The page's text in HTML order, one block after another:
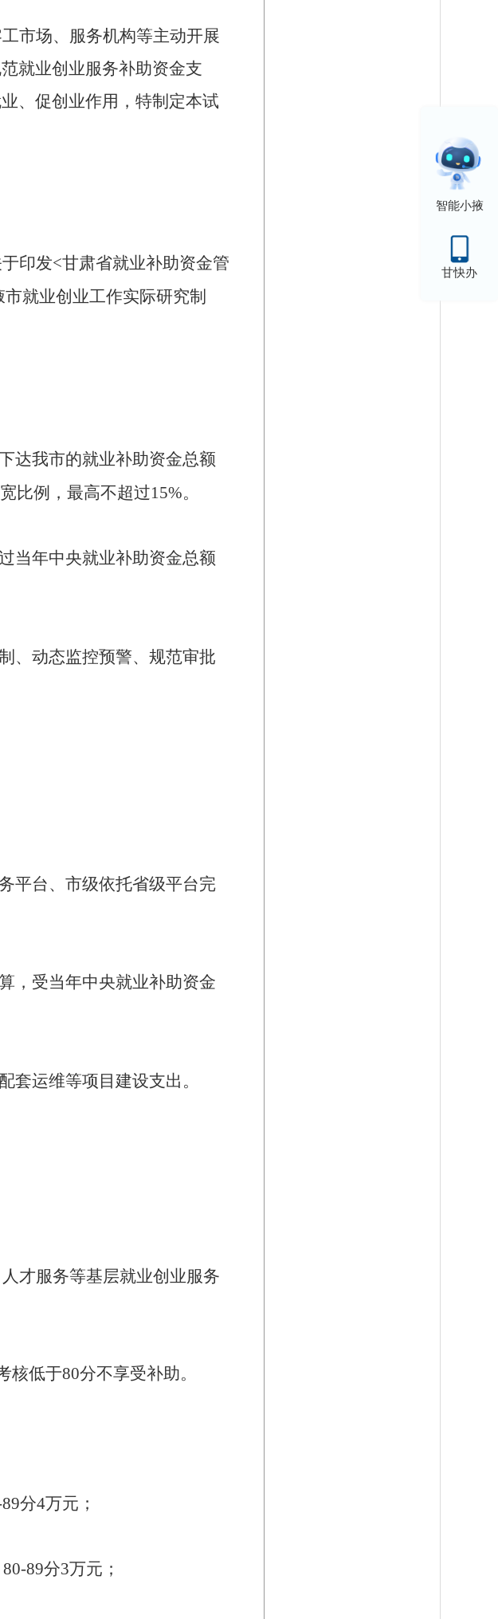
智能小掖
甘快办
市场、服务机构等主动开展
就业创业服务补助资金支
、促创业作用，特制定本试
印发<甘肃省就业补助资金管
就业创业工作实际研究制
达我市的就业补助资金总额
比例，最高不超过15%。
当年中央就业补助资金总额
、动态监控预警、规范审批
平台、市级依托省级平台完
，受当年中央就业补助资金
套运维等项目建设支出。
才服务等基层就业创业服务
核低于80分不享受补助。
分4万元；
80-89分3万元；